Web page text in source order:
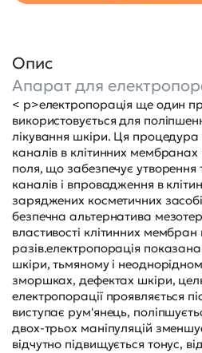
Опис
Апарат для
< p>електропорація ще один
використовується для
лікування шкіри. Ця
каналів в клітинних мембранах
поля, що забезпечує утворення
каналів і впровадження в
заряджених косметичних
безпечна альтернатива
властивості клітинних
разів.електропорація
шкіри, тьмяному і
зморшках, дефектах шкіри,
електропорації проявляється
виступає рум'янець,
двох-трьох маніпуляцій
відчутно підвищується тонус,